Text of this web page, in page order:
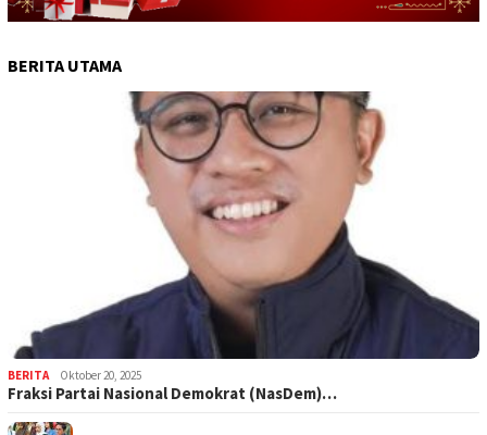
BERITA UTAMA
BERITA Oktober 20, 2025
Fraksi Partai Nasional Demokrat (NasDem)…